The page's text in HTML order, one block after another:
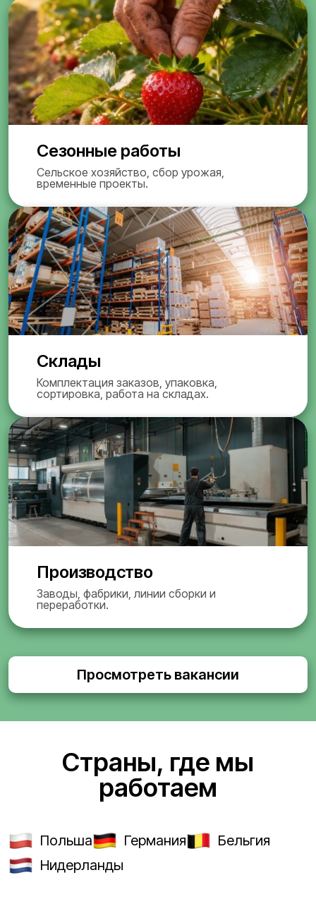
Сезонные работы
Сельское хозяйство, сбор урожая,
временные проекты.
Склады
Комплектация заказов, упаковка,
сортировка, работа на складах.
Производство
Заводы, фабрики, линии сборки и
переработки.
Просмотреть вакансии
Страны, где мы
работаем
Польша Германия
Бельгия
Нидерланды